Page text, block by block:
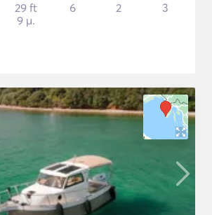
29 ft
9 μ.
6 2 3